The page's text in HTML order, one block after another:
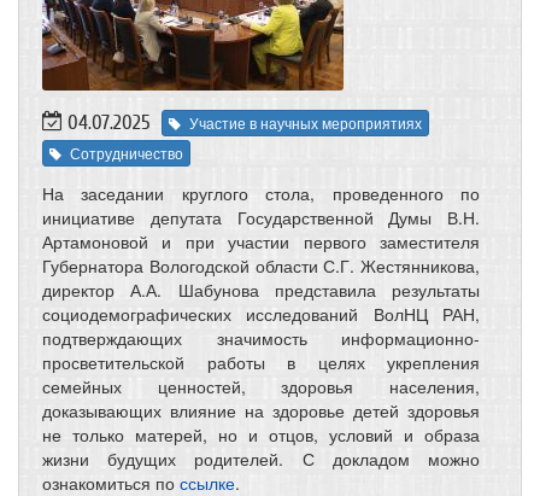
04.07.2025
Участие в научных мероприятиях
Сотрудничество
На заседании круглого стола, проведенного по
инициативе депутата Государственной Думы В.Н.
Артамоновой и при участии первого заместителя
Губернатора Вологодской области С.Г. Жестянникова,
директор А.А. Шабунова представила результаты
социодемографических исследований ВолНЦ РАН,
подтверждающих значимость информационно-
просветительской работы в целях укрепления
семейных ценностей, здоровья населения,
доказывающих влияние на здоровье детей здоровья
не только матерей, но и отцов, условий и образа
жизни будущих родителей. С докладом можно
ознакомиться по ссылке.